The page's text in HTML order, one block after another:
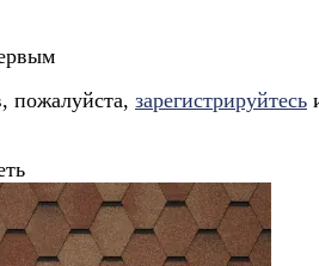
пожалуйста, зарегистрируйтесь